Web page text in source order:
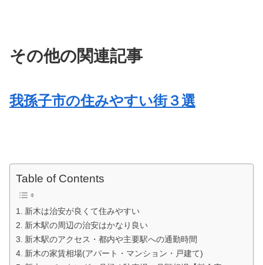
その他の関連記事
我孫子市の住みやすい街３選
Table of Contents
新木は治安が良くて住みやすい
新木駅の周辺の治安はかなり良い
新木駅のアクセス・都内や主要駅への通勤時間
新木の家賃相場(アパート・マンション・戸建て)